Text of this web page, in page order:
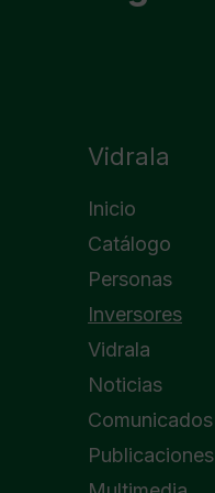
Vidrala
Inicio
Catálogo
Personas
Inversores
Vidrala
Noticias
Comunicados
Publicaciones